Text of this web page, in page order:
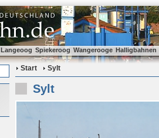
Langeoog Spiekeroog Wangerooge Halligbahnen
Start Sylt
Sylt